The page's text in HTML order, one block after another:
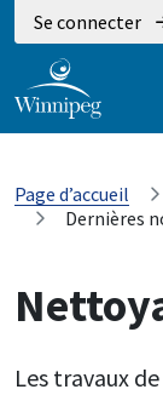
Se connecter
Page d’accueil
Dernières
Les travaux